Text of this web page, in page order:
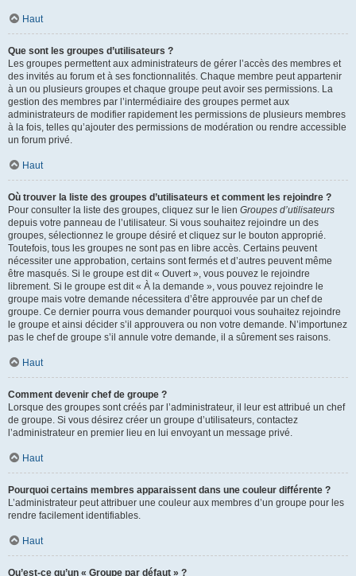
Haut
Que sont les groupes d’utilisateurs ?
Les groupes permettent aux administrateurs de gérer l’accès des membres et
des invités au forum et à ses fonctionnalités. Chaque membre peut appartenir
à un ou plusieurs groupes et chaque groupe peut avoir ses permissions. La
gestion des membres par l’intermédiaire des groupes permet aux
administrateurs de modifier rapidement les permissions de plusieurs membres
à la fois, telles qu’ajouter des permissions de modération ou rendre accessible
un forum privé.
Haut
Où trouver la liste des groupes d’utilisateurs et comment les rejoindre ?
Pour consulter la liste des groupes, cliquez sur le lien Groupes d’utilisateurs
depuis votre panneau de l’utilisateur. Si vous souhaitez rejoindre un des
groupes, sélectionnez le groupe désiré et cliquez sur le bouton approprié.
Toutefois, tous les groupes ne sont pas en libre accès. Certains peuvent
nécessiter une approbation, certains sont fermés et d’autres peuvent même
être masqués. Si le groupe est dit « Ouvert », vous pouvez le rejoindre
librement. Si le groupe est dit « À la demande », vous pouvez rejoindre le
groupe mais votre demande nécessitera d’être approuvée par un chef de
groupe. Ce dernier pourra vous demander pourquoi vous souhaitez rejoindre
le groupe et ainsi décider s’il approuvera ou non votre demande. N’importunez
pas le chef de groupe s’il annule votre demande, il a sûrement ses raisons.
Haut
Comment devenir chef de groupe ?
Lorsque des groupes sont créés par l’administrateur, il leur est attribué un chef
de groupe. Si vous désirez créer un groupe d’utilisateurs, contactez
l’administrateur en premier lieu en lui envoyant un message privé.
Haut
Pourquoi certains membres apparaissent dans une couleur différente ?
L’administrateur peut attribuer une couleur aux membres d’un groupe pour les
rendre facilement identifiables.
Haut
Qu’est-ce qu’un « Groupe par défaut » ?